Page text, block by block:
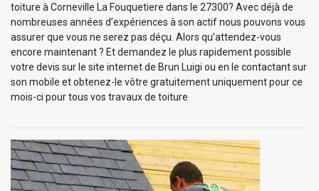
toiture à Corneville La Fouquetiere dans le 27300? Avec déjà de
nombreuses années d’expériences à son actif nous pouvons vous
assurer que vous ne serez pas déçu. Alors qu’attendez-vous
encore maintenant ? Et demandez le plus rapidement possible
votre devis sur le site internet de Brun Luigi ou en le contactant sur
son mobile et obtenez-le vôtre gratuitement uniquement pour ce
mois-ci pour tous vos travaux de toiture